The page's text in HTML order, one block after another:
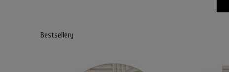
Bestsellery